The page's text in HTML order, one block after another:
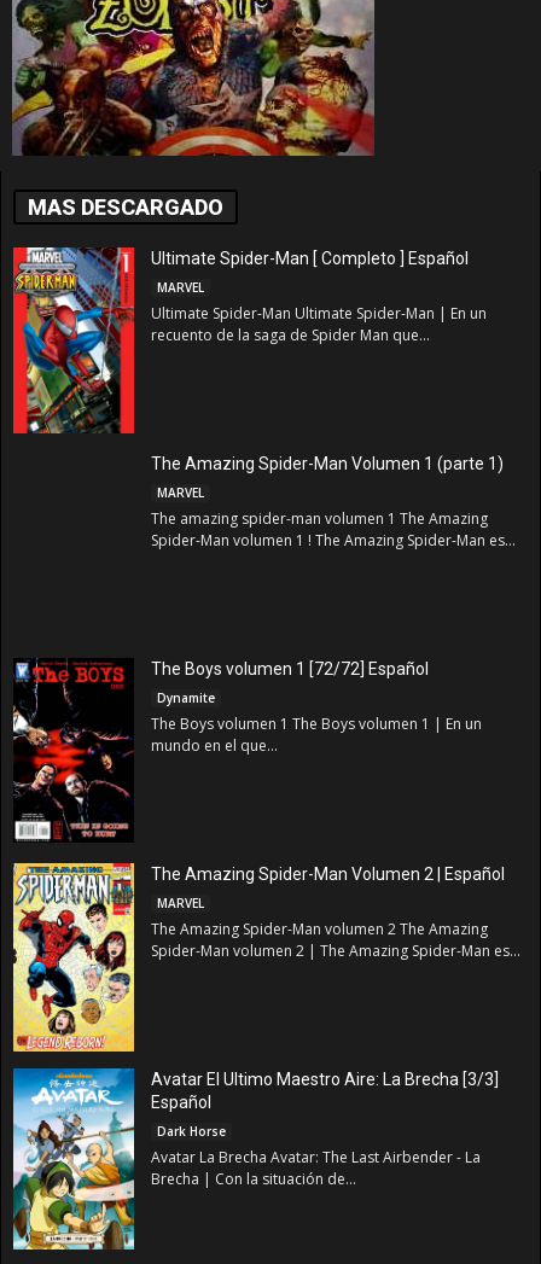
MAS DESCARGADO
Ultimate Spider-Man [ Completo ] Español
MARVEL
Ultimate Spider-Man Ultimate Spider-Man | En un
recuento de la saga de Spider Man que...
The Amazing Spider-Man Volumen 1 (parte 1)
MARVEL
The amazing spider-man volumen 1 The Amazing
Spider-Man volumen 1 ! The Amazing Spider-Man es...
The Boys volumen 1 [72/72] Español
Dynamite
The Boys volumen 1 The Boys volumen 1 | En un
mundo en el que...
The Amazing Spider-Man Volumen 2 | Español
MARVEL
The Amazing Spider-Man volumen 2 The Amazing
Spider-Man volumen 2 | The Amazing Spider-Man es...
Avatar El Ultimo Maestro Aire: La Brecha [3/3]
Español
Dark Horse
Avatar La Brecha Avatar: The Last Airbender - La
Brecha | Con la situación de...